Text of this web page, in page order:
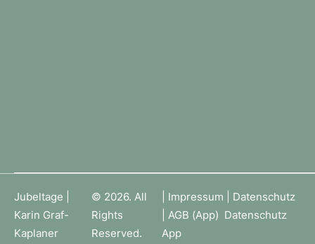
Jubeltage |
Karin Graf-
Kaplaner
© 2026. All
Rights
Reserved.
Impressum
Datenschutz
AGB (App) Datenschutz
App